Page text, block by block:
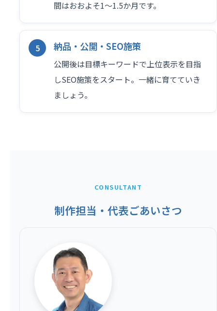
間はおおよそ1〜1.5か月です。
納品・公開・SEO施策
公開後は目標キーワードで上位表示を目指
しSEO施策をスタート。一緒に育てていき
ましょう。
CONSULTANT
制作担当・代表ごあいさつ